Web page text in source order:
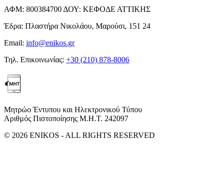
ΑΦΜ: 800384700 ΔΟΥ: ΚΕΦΟΔΕ ΑΤΤΙΚΗΣ
Έδρα: Πλαστήρα Νικολάου, Μαρούσι, 151 24
Email: info@enikos.gr
Τηλ. Επικοινωνίας: +30 (210) 878-8006
Μητρώο Έντυπου και Ηλεκτρονικού Τύπου
Αριθμός Πιστοποίησης Μ.Η.Τ. 242097
© 2026 ENIKOS - ALL RIGHTS RESERVED